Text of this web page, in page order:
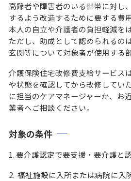
高齢者や障害者のいる世帯に対し
するよう改造するために要する費
本人の自立や介護者の負担軽減を
ただし、助成として認められるの
玄関等について対象者が使用する
介護保険住宅改修費支給サービス
や状態を確認してから改修してい
に担当のケアマネージャーか、お
業者へご相談ください。
対象の条件
要介護認定で要支援・要介護と
福祉施設に入所または病院に入